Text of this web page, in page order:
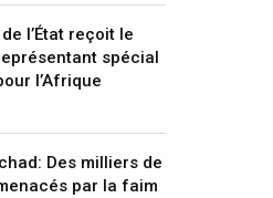
l’État reçoit le
spécial
l’Afrique
Des milliers de
par la faim